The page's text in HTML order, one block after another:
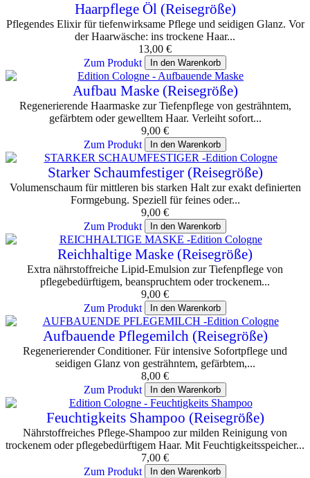
Haarpflege Öl (Reisegröße)
Pflegendes Elixir für tiefenwirksame Pflege und seidigen Glanz. Vor
der Haarwäsche: ins trockene Haar...
13,00 €
Zum Produkt
In den Warenkorb
Aufbau Maske (Reisegröße)
Regenerierende Haarmaske zur Tiefenpflege von gesträhntem,
gefärbtem oder gewelltem Haar. Verleiht sofort...
9,00 €
Zum Produkt
In den Warenkorb
Starker Schaumfestiger (Reisegröße)
Volumenschaum für mittleren bis starken Halt zur exakt definierten
Formgebung. Speziell für feines oder...
9,00 €
Zum Produkt
In den Warenkorb
Reichhaltige Maske (Reisegröße)
Extra nährstoffreiche Lipid-Emulsion zur Tiefenpflege von
pflegebedürftigem, beanspruchtem oder trockenem...
9,00 €
Zum Produkt
In den Warenkorb
Aufbauende Pflegemilch (Reisegröße)
Regenerierender Conditioner. Für intensive Sofortpflege und
seidigen Glanz von gesträhntem, gefärbtem,...
8,00 €
Zum Produkt
In den Warenkorb
Feuchtigkeits Shampoo (Reisegröße)
Nährstoffreiches Pflege-Shampoo zur milden Reinigung von
trockenem oder pflegebedürftigem Haar. Mit Feuchtigkeitsspeicher...
7,00 €
Zum Produkt
In den Warenkorb